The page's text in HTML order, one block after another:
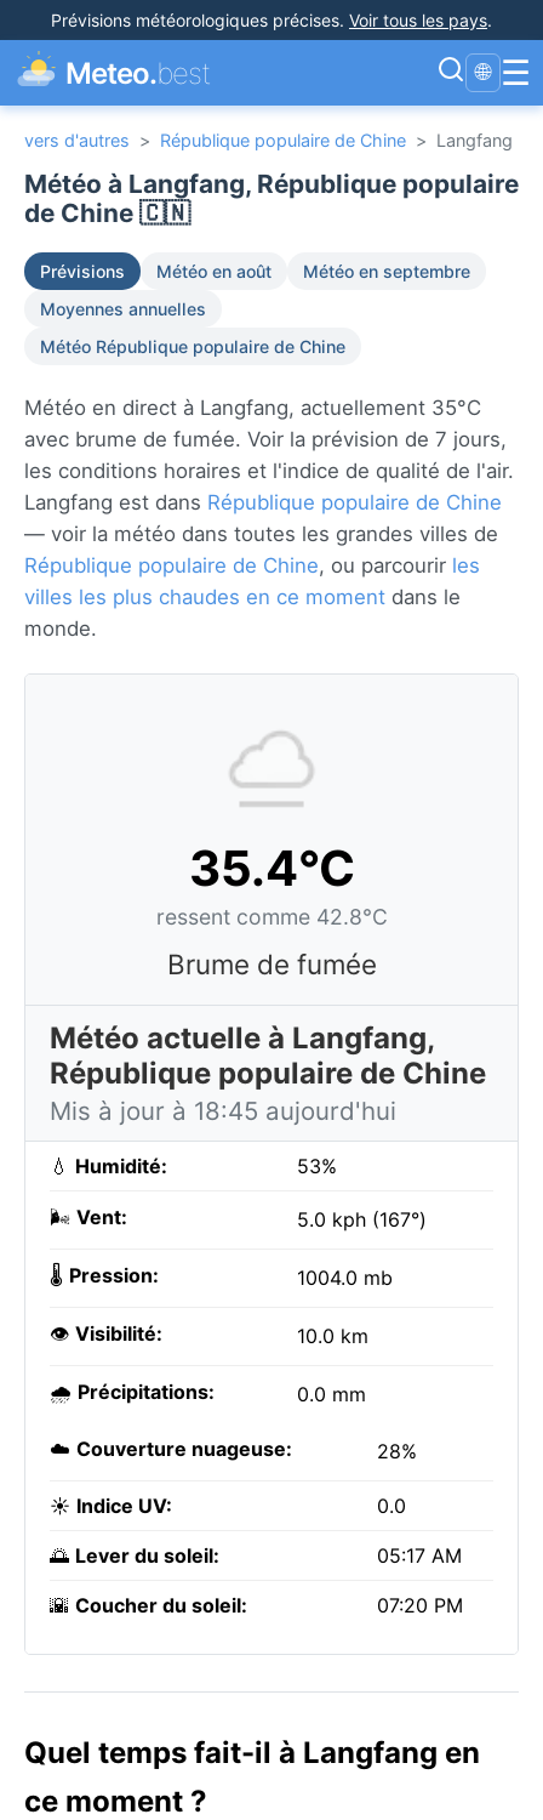
Prévisions météorologiques précises. Voir tous les pays.
Meteo.best 🌐 ☰
vers d'autres > République populaire de Chine > Langfang
Météo à Langfang, République populaire
de Chine 🇨🇳
Prévisions Météo en août
Météo en septembre
Moyennes annuelles
Météo République populaire de Chine
Météo en direct à Langfang, actuellement 35°C
avec brume de fumée. Voir la prévision de 7 jours,
les conditions horaires et l'indice de qualité de l'air.
Langfang est dans République populaire de Chine
— voir la météo dans toutes les grandes villes de
République populaire de Chine, ou parcourir les
villes les plus chaudes en ce moment dans le
monde.
35.4°C
ressent comme 42.8°C
Brume de fumée
Météo actuelle à Langfang,
République populaire de Chine
Mis à jour à 18:45 aujourd'hui
💧 Humidité: 53%
🌬️ Vent: 5.0 kph (167°)
🌡️ Pression: 1004.0 mb
👁️ Visibilité: 10.0 km
🌧️ Précipitations: 0.0 mm
☁️ Couverture nuageuse: 28%
☀️ Indice UV: 0.0
🌅 Lever du soleil: 05:17 AM
🌇 Coucher du soleil: 07:20 PM
Quel temps fait-il à Langfang en
ce moment ?